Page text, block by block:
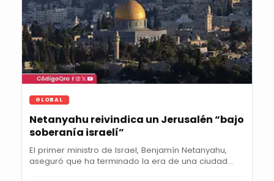
GLOBAL
Netanyahu reivindica un Jerusalén “bajo
soberanía israelí”
El primer ministro de Israel, Benjamín Netanyahu,
aseguró que ha terminado la era de una ciudad